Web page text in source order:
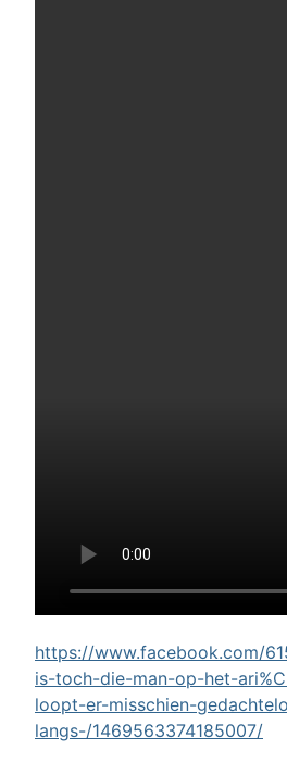
https://www.facebook.com/
is-toch-die-man-op-het-
loopt-er-misschien-
langs-/1469563374185007/